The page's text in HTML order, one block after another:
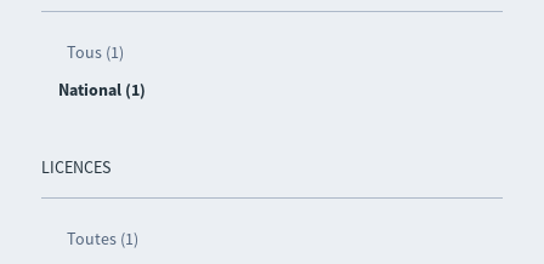
Tous (1)
National (1)
LICENCES
Toutes (1)